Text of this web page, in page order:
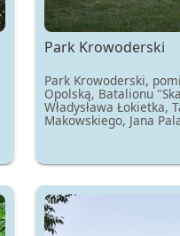
Park Krowoderski
Park Krowoderski,
Opolską, Batalionu
Władysława Łokietka,
Makowskiego, Jana